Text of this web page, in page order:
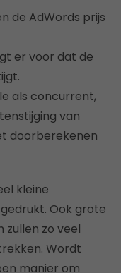
de AdWords prijs
er voor dat de
als concurrent,
van
doorberekenen
kleine
Ook grote
zullen zo veel
Wordt
manier om